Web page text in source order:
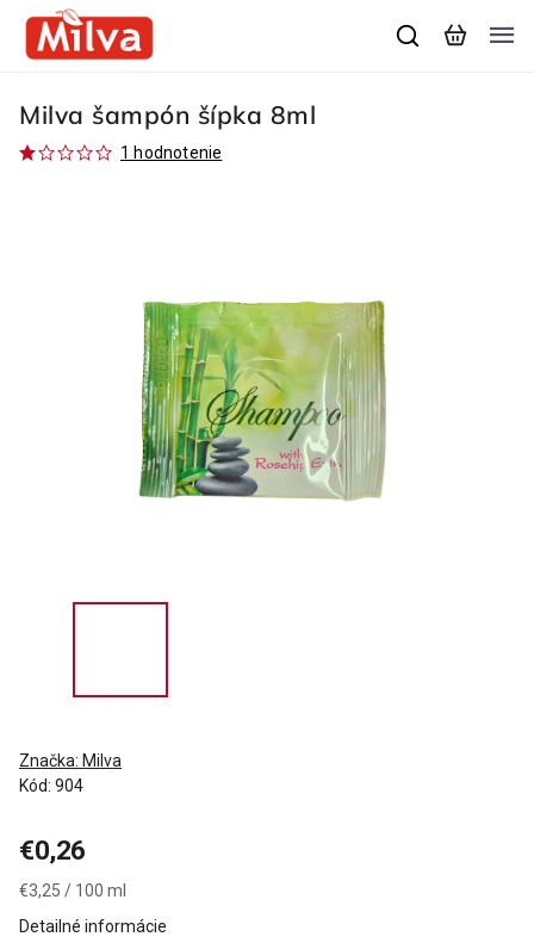
Milva šampón šípka 8ml
1 hodnotenie
Kód: 904
Značka: Milva
€0,26
€3,25 / 100 ml
Detailné informácie